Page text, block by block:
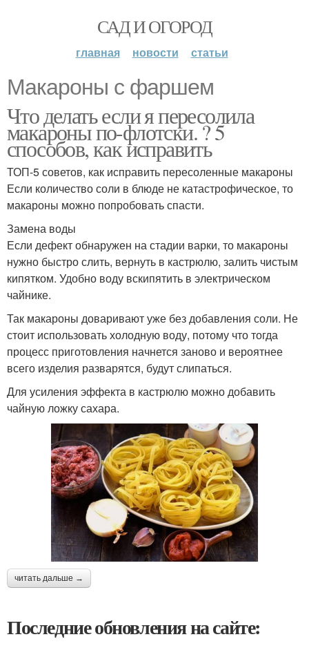
САД И ОГОРОД
главная новости статьи
Макароны с фаршем
Что делать если я пересолила
макароны по-флотски. ? 5
способов, как исправить
ТОП-5 советов, как исправить пересоленные макароны
Если количество соли в блюде не катастрофическое, то
макароны можно попробовать спасти.
Замена воды
Если дефект обнаружен на стадии варки, то макароны
нужно быстро слить, вернуть в кастрюлю, залить чистым
кипятком. Удобно воду вскипятить в электрическом
чайнике.
Так макароны доваривают уже без добавления соли. Не
стоит использовать холодную воду, потому что тогда
процесс приготовления начнется заново и вероятнее
всего изделия разварятся, будут слипаться.
Для усиления эффекта в кастрюлю можно добавить
чайную ложку сахара.
читать дальше →
Последние обновления на сайте: